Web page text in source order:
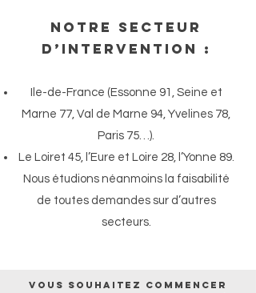
Notre secteur
d’intervention :
Ile-de-France (Essonne 91, Seine et
Marne 77, Val de Marne 94, Yvelines 78,
Paris 75…).
Le Loiret 45, l’Eure et Loire 28, l’Yonne 89.
Nous étudions néanmoins la faisabilité
de toutes demandes sur d’autres
secteurs.
Vous souhaitez commencer